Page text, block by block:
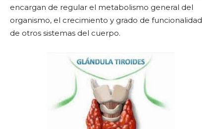
encargan de regular el metabolismo general del
organismo, el crecimiento y grado de funcionalidad
de otros sistemas del cuerpo.